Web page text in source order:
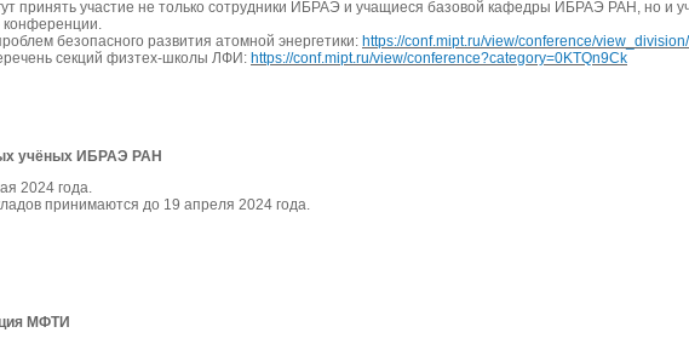
принять участие не только сотрудники ИБРАЭ и учащиеся базовой кафедры ИБРАЭ РАН, но и
конференции.
безопасного развития атомной энергетики: https://conf.mipt.ru/view/conference/
секций физтех-школы ЛФИ: https://conf.mipt.ru/view/conference?category=0KTQn9Ck
учёных ИБРАЭ РАН
2024 года.
принимаются до 19 апреля 2024 года.
МФТИ